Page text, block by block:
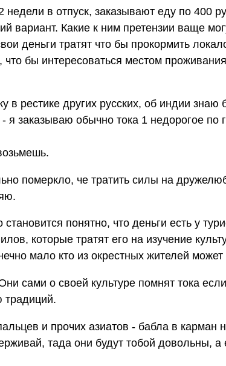
в отпуск, заказывают еду по 400
вариант. Какие к ним претензии ваще
деньги тратят что бы прокормить
что бы интересоваться местом
в рестике других русских, об индии знаю
я заказываю обычно тока 1 недорогое по
померкло, че тратить силы на
понятно, что деньги есть у
которые тратят его на изучение
мало кто из окрестных жителей может
сами о своей культуре помнят тока
традиций.
и прочих азиатов - бабла в
тада они будут тобой довольны,